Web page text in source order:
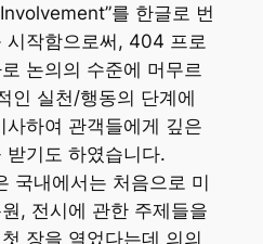
를 한글로 번
시작함으로써, 404 프로
논의의 수준에 머무르
인 실천/행동의 단계에
하여 관객들에게 깊은
받기도 하였습니다.
국내에서는 처음으로 미
, 전시에 관한 주제들을
장을 열었다는데 의의